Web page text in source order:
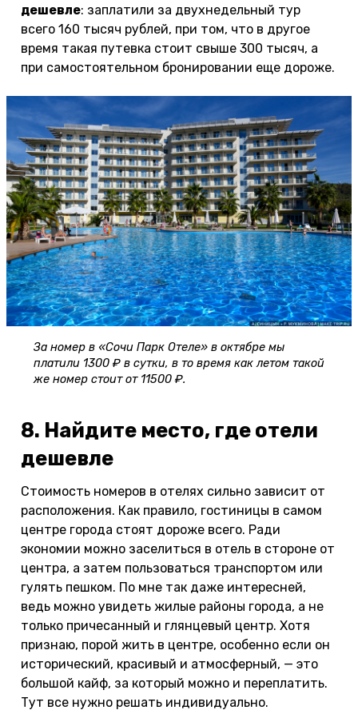
дешевле: заплатили за двухнедельный тур
всего 160 тысяч рублей, при том, что в другое
время такая путевка стоит свыше 300 тысяч, а
при самостоятельном бронировании еще дороже.
За номер в «Сочи Парк Отеле» в октябре мы
платили 1300 ₽ в сутки, в то время как летом такой
же номер стоит от 11500 ₽.
8. Найдите место, где отели
дешевле
Стоимость номеров в отелях сильно зависит от
расположения. Как правило, гостиницы в самом
центре города стоят дороже всего. Ради
экономии можно заселиться в отель в стороне от
центра, а затем пользоваться транспортом или
гулять пешком. По мне так даже интересней,
ведь можно увидеть жилые районы города, а не
только причесанный и глянцевый центр. Хотя
признаю, порой жить в центре, особенно если он
исторический, красивый и атмосферный, — это
большой кайф, за который можно и переплатить.
Тут все нужно решать индивидуально.